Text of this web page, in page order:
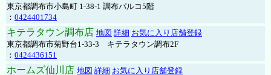
東京都調布市小島町 1-38-1 調布パルコ5階
： 0424401734
キテラタウン調布店 地図 詳細 お気に入り店舗登録
東京都調布市菊野台1-33-3 キテラタウン調布2F
： 0424436151
ホームズ仙川店 地図 詳細 お気に入り店舗登録